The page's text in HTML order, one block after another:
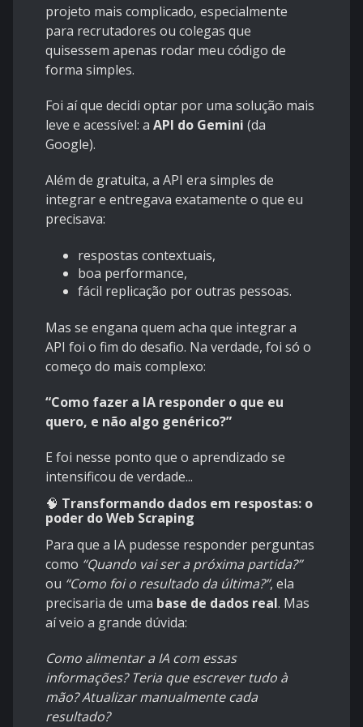
projeto mais complicado, especialmente
para recrutadores ou colegas que
quisessem apenas rodar meu código de
forma simples.
Foi aí que decidi optar por uma solução mais
leve e acessível: a API do Gemini (da
Google).
Além de gratuita, a API era simples de
integrar e entregava exatamente o que eu
precisava:
respostas contextuais,
boa performance,
fácil replicação por outras pessoas.
Mas se engana quem acha que integrar a
API foi o fim do desafio. Na verdade, foi só o
começo do mais complexo:
“Como fazer a IA responder o que eu
quero, e não algo genérico?”
E foi nesse ponto que o aprendizado se
intensificou de verdade...
🧠 Transformando dados em respostas: o
poder do Web Scraping
Para que a IA pudesse responder perguntas
como “Quando vai ser a próxima partida?”
ou “Como foi o resultado da última?”, ela
precisaria de uma base de dados real. Mas
aí veio a grande dúvida:
Como alimentar a IA com essas
informações? Teria que escrever tudo à
mão? Atualizar manualmente cada
resultado?